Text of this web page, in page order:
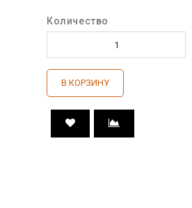
Количество
В КОРЗИНУ